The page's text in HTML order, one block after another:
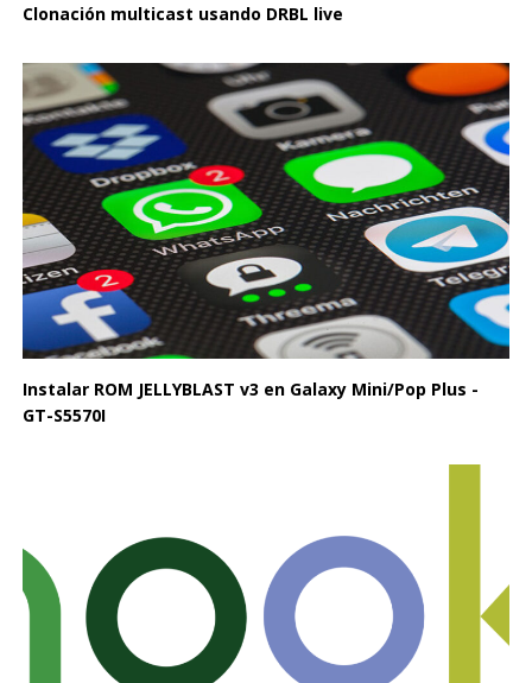
Clonación multicast usando DRBL live
Instalar ROM JELLYBLAST v3 en Galaxy Mini/Pop Plus -
GT-S5570I